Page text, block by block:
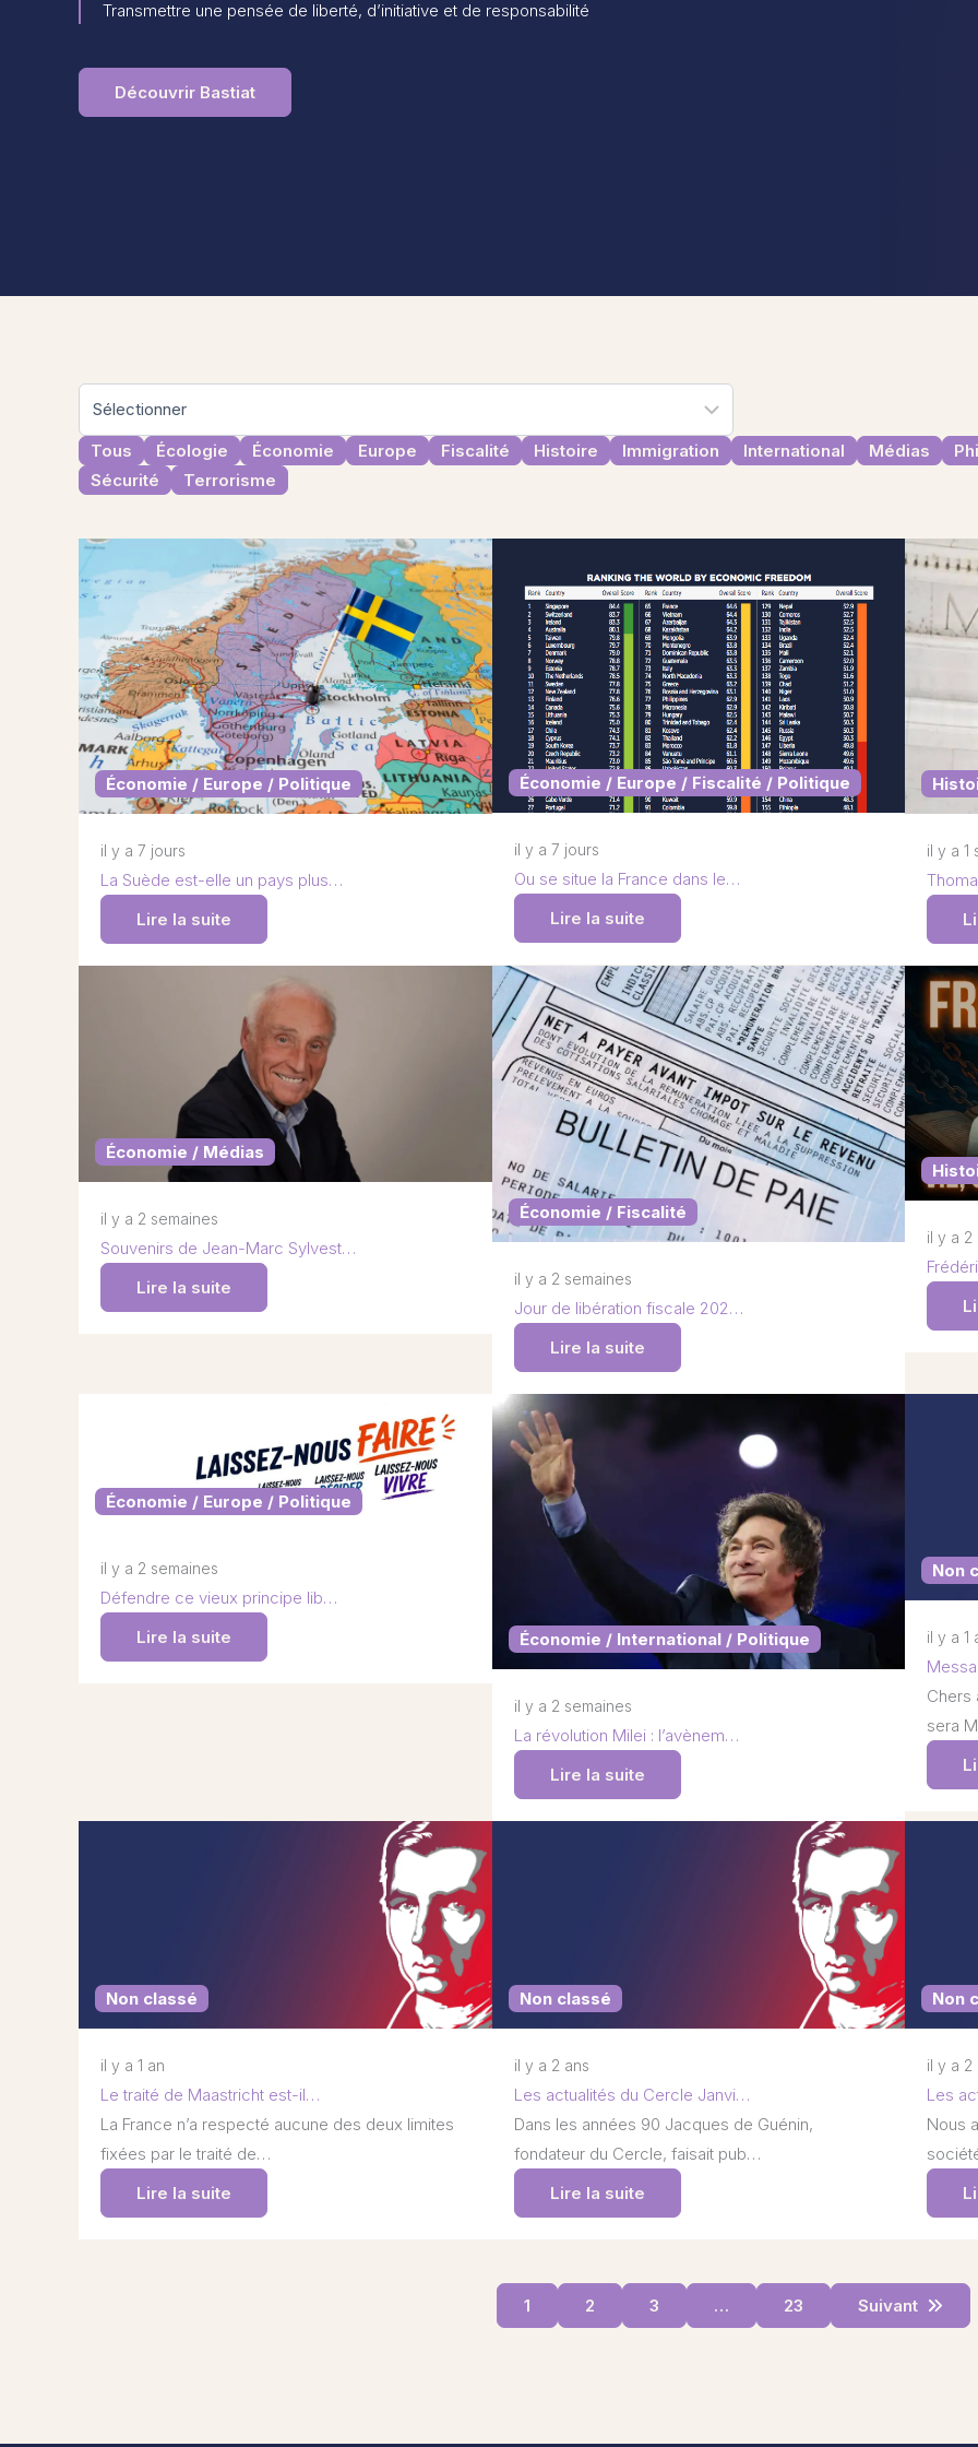
Transmettre une pensée de liberté, d’initiative et de responsabilité
Découvrir Bastiat
Tous Écologie Économie Europe Fiscalité Histoire Immigration International Médias
Sécurité
Terrorisme
Économie / Europe / Politique
il y a 7 jours
La Suède est-elle un pays plus…
Lire la suite
Économie / Europe / Fiscalité / Politique
il y a 7 jours
Ou se situe la France dans le…
Lire la suite
il y a 1
Économie / Médias
il y a 2 semaines
Souvenirs de Jean-Marc Sylvest…
Lire la suite
Économie / Fiscalité
il y a 2 semaines
Jour de libération fiscale 202…
Lire la suite
il y a 2
Économie / Europe / Politique
il y a 2 semaines
Défendre ce vieux principe lib…
Lire la suite
Économie / International / Politique
il y a 2 semaines
La révolution Milei : l’avènem…
Lire la suite
Non
il y a 1
Chers
sera
Non classé
il y a 1 an
Le traité de Maastricht est-il…
La France n’a respecté aucune des deux limites
fixées par le traité de…
Lire la suite
Non classé
il y a 2 ans
Les actualités du Cercle Janvi…
Dans les années 90 Jacques de Guénin,
fondateur du Cercle, faisait pub…
Lire la suite
Non
il y a 2
Les
Nous
1 2 3 … 23 Suivant